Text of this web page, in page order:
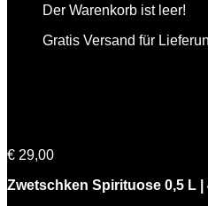
Der Warenkorb ist leer!
Gratis Versand für
€ 29,00
Zwetschken Spirituose 0,5 L |